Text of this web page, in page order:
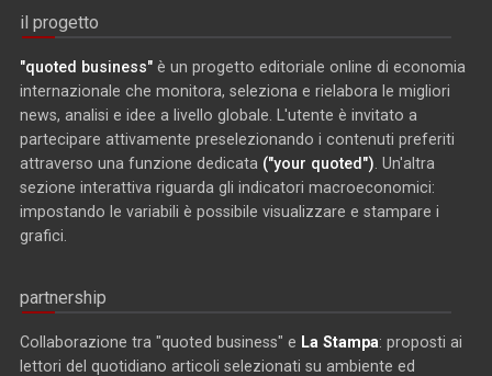
il progetto
"quoted business" è un progetto editoriale online di economia
internazionale che monitora, seleziona e rielabora le migliori
news, analisi e idee a livello globale. L'utente è invitato a
partecipare attivamente preselezionando i contenuti preferiti
attraverso una funzione dedicata ("your quoted"). Un'altra
sezione interattiva riguarda gli indicatori macroeconomici:
impostando le variabili è possibile visualizzare e stampare i
grafici.
partnership
Collaborazione tra "quoted business" e La Stampa: proposti ai
lettori del quotidiano articoli selezionati su ambiente ed